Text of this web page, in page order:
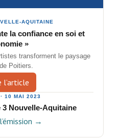
AQUITAINE
la confiance en soi et
»
transforment le paysage
Poitiers.
10 MAI 2023
Nouvelle-Aquitaine
→